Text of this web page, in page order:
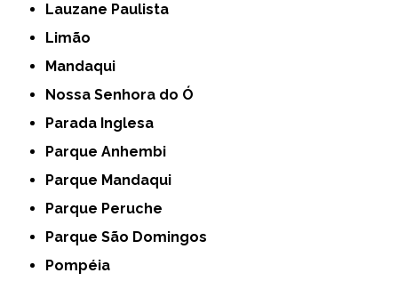
Lauzane Paulista
Limão
Mandaqui
Nossa Senhora do Ó
Parada Inglesa
Parque Anhembi
Parque Mandaqui
Parque Peruche
Parque São Domingos
Pompéia